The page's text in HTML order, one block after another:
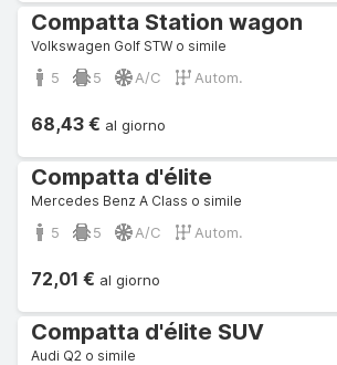
Compatta Station wagon
Volkswagen Golf STW o simile
5 5 A/C Autom.
68,43 € al giorno
Compatta d'élite
Mercedes Benz A Class o simile
5 5 A/C Autom.
72,01 € al giorno
Compatta d'élite SUV
Audi Q2 o simile